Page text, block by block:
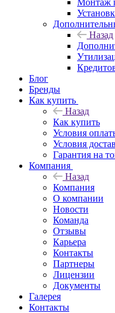
Монтаж
Назад
Блог
Бренды
Как купить
Назад
Как купить
Условия
Условия
Гарантия на
Компания
Назад
Компания
О компании
Новости
Команда
Отзывы
Карьера
Контакты
Партнеры
Лицензии
Документы
Галерея
Контакты